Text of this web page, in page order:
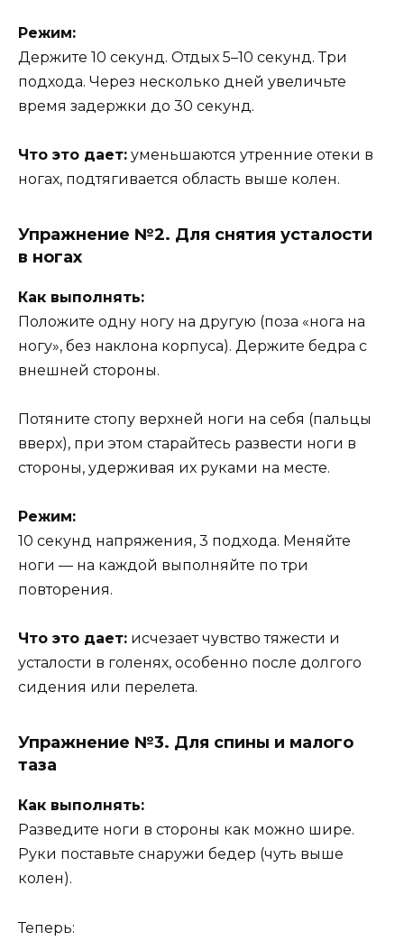
Режим:
Держите 10 секунд. Отдых 5–10 секунд. Три
подхода. Через несколько дней увеличьте
время задержки до 30 секунд.
Что это дает: уменьшаются утренние отеки в
ногах, подтягивается область выше колен.
Упражнение №2. Для снятия усталости
в ногах
Как выполнять:
Положите одну ногу на другую (поза «нога на
ногу», без наклона корпуса). Держите бедра с
внешней стороны.
Потяните стопу верхней ноги на себя (пальцы
вверх), при этом старайтесь развести ноги в
стороны, удерживая их руками на месте.
Режим:
10 секунд напряжения, 3 подхода. Меняйте
ноги — на каждой выполняйте по три
повторения.
Что это дает: исчезает чувство тяжести и
усталости в голенях, особенно после долгого
сидения или перелета.
Упражнение №3. Для спины и малого
таза
Как выполнять:
Разведите ноги в стороны как можно шире.
Руки поставьте снаружи бедер (чуть выше
колен).
Теперь: